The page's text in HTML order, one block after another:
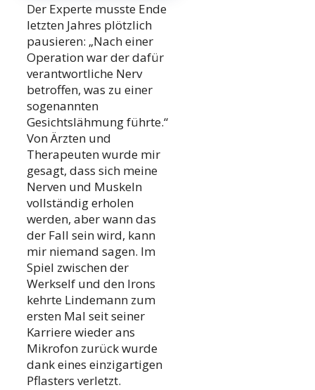
Der Experte musste Ende
letzten Jahres plötzlich
pausieren: „Nach einer
Operation war der dafür
verantwortliche Nerv
betroffen, was zu einer
sogenannten
Gesichtslähmung führte.“
Von Ärzten und
Therapeuten wurde mir
gesagt, dass sich meine
Nerven und Muskeln
vollständig erholen
werden, aber wann das
der Fall sein wird, kann
mir niemand sagen. Im
Spiel zwischen der
Werkself und den Irons
kehrte Lindemann zum
ersten Mal seit seiner
Karriere wieder ans
Mikrofon zurück wurde
dank eines einzigartigen
Pflasters verletzt.